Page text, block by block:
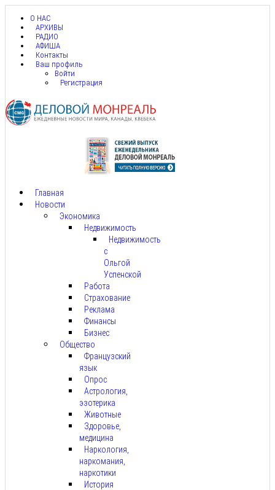
О НАС
АРХИВЫ
РАДИО
АФИША
Контакты
Ваш профиль
Войти
Регистрация
Главная
Новости
Экономика
Недвижимость
Недвижимость
с
Ольгой
Успенской
Работа
Страхование
Реклама
Финансы
Бизнес
Общество
Французский
язык
Опрос
Астрология,
эзотерика
Животные
Здоровье,
медицина
Наркология,
наркомания,
наркотики
История